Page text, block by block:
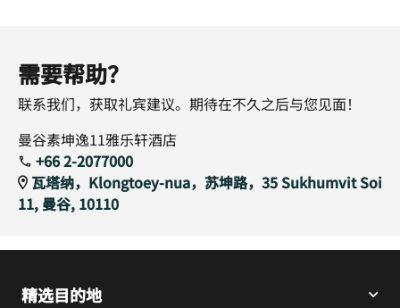
需要帮助？
联系我们，获取礼宾建议。期待在不久之后与您见面！
曼谷素坤逸11雅乐轩酒店
+66 2-2077000
瓦塔纳，Klongtoey-nua，苏坤路，35 Sukhumvit Soi
11, 曼谷, 10110
精选目的地